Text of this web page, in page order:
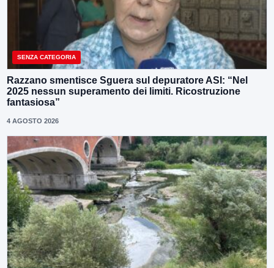
SENZA CATEGORIA
Razzano smentisce Sguera sul depuratore ASI: “Nel
2025 nessun superamento dei limiti. Ricostruzione
fantasiosa”
4 AGOSTO 2026